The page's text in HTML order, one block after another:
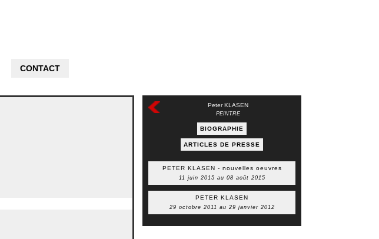
CONTACT
Peter KLASEN
PEINTRE
BIOGRAPHIE
ARTICLES DE PRESSE
PETER KLASEN - nouvelles oeuvres
11 juin 2015 au 08 août 2015
PETER KLASEN
29 octobre 2011 au 29 janvier 2012